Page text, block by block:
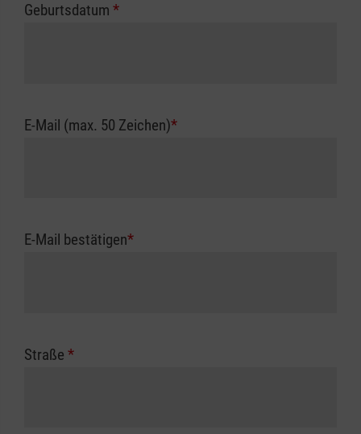
Geburtsdatum *
E-Mail (max. 50 Zeichen)*
E-Mail bestätigen*
Straße *